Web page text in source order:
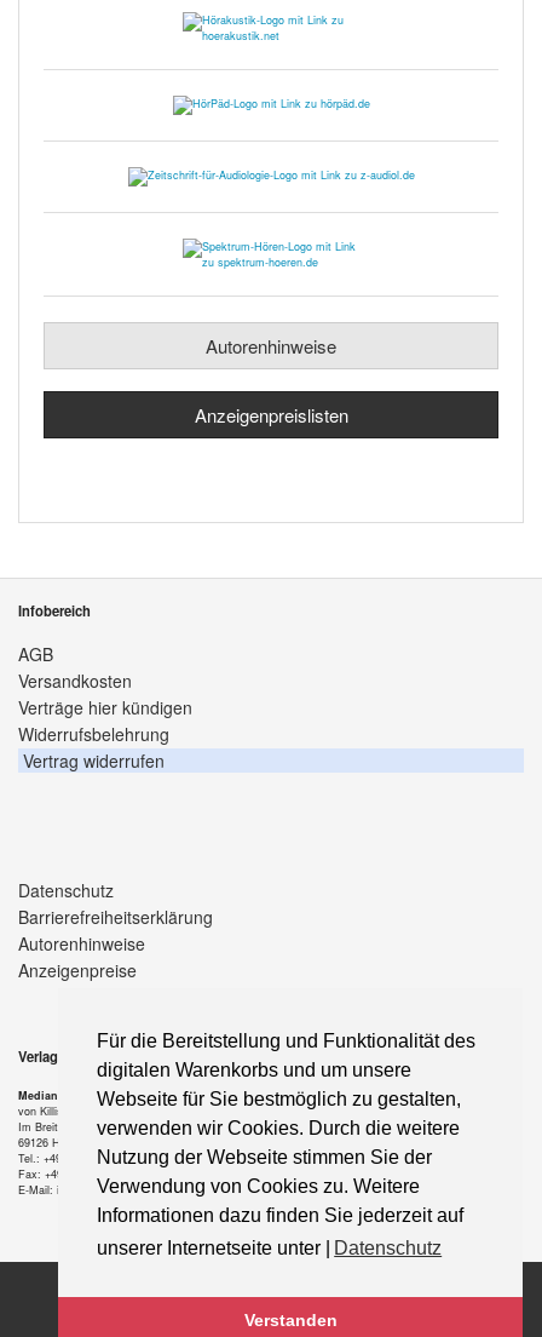
Für die Bereitstellung und Funktionalität des
digitalen Warenkorbs und um unsere
Webseite für Sie bestmöglich zu gestalten,
verwenden wir Cookies. Durch die weitere
Nutzung der Webseite stimmen Sie der
Verwendung von Cookies zu. Weitere
Informationen dazu finden Sie jederzeit auf
unserer Internetseite unter |
Datenschutz
Verstanden
Autorenhinweise
Anzeigenpreislisten
Infobereich
AGB
Versandkosten
Verträge hier kündigen
Widerrufsbelehrung
Vertrag widerrufen
Datenschutz
Barrierefreiheitserklärung
Autorenhinweise
Anzeigenpreise
Verlag
Median-Verlag
von Killisch-Horn GmbH
Im Breitspiel 11 a
69126 Heidelberg
Tel.: +49-6221-90 509-0
Fax: +49-6221-90 509-20
E-Mail: info@median-verlag.de